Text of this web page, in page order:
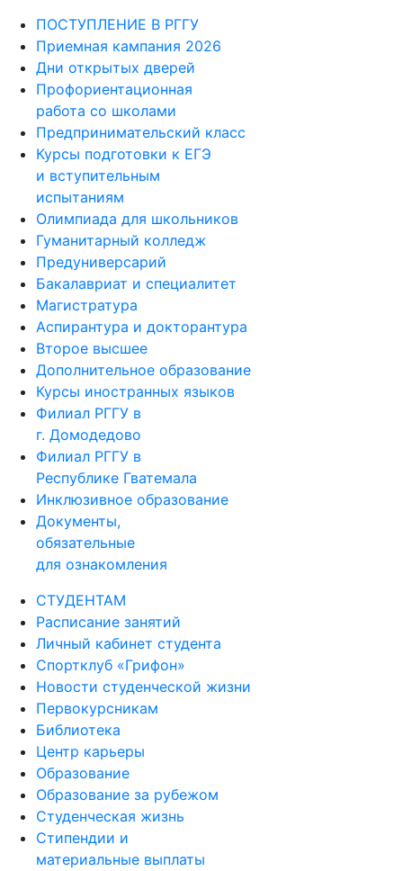
ПОСТУПЛЕНИЕ В РГГУ
Приемная кампания 2026
Дни открытых дверей
Профориентационная
работа со школами
Предпринимательский класс
Курсы подготовки к ЕГЭ
и вступительным
испытаниям
Олимпиада для школьников
Гуманитарный колледж
Предуниверсарий
Бакалавриат и специалитет
Магистратура
Аспирантура и докторантура
Второе высшее
Дополнительное образование
Курсы иностранных языков
Филиал РГГУ в
г. Домодедово
Филиал РГГУ в
Республике Гватемала
Инклюзивное образование
Документы,
обязательные
СТУДЕНТАМ
Расписание занятий
Личный кабинет студента
Спортклуб «Грифон»
Новости студенческой жизни
Первокурсникам
Библиотека
Центр карьеры
Образование
Образование за рубежом
Студенческая жизнь
Стипендии и